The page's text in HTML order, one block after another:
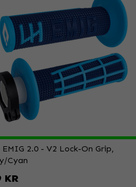
2.0 - V2 Lock-On Grip,
Cyan
KR